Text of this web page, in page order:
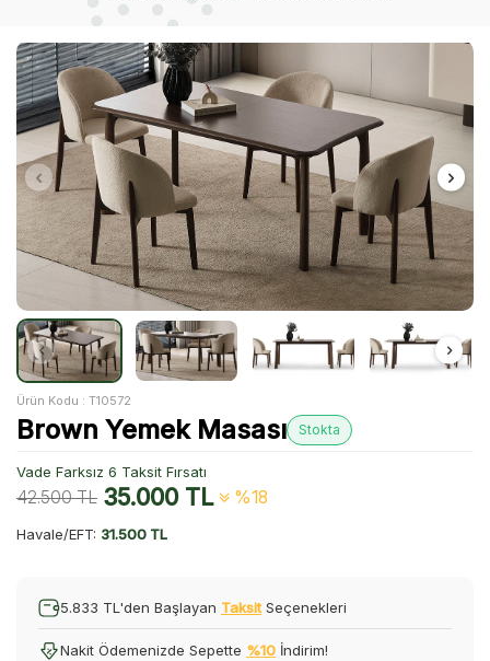
Ürün Kodu : T10572
Brown Yemek Masası Stokta
Vade Farksız 6 Taksit Fırsatı
42.500TL 35.000TL %18
Havale/EFT: 31.500 TL
5.833 TL'den Başlayan Taksit Seçenekleri
Nakit Ödemenizde Sepette %10 İndirim!